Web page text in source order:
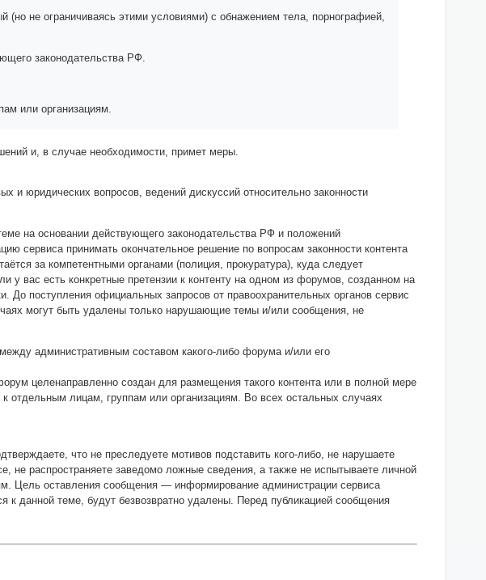
(но не ограничиваясь этими условиями) с обнажением тела, порнографией,
законодательства РФ.
или организациям.
и, в случае необходимости, примет меры.
и юридических вопросов, ведений дискуссий относительно законности
на основании действующего законодательства РФ и положений
сервиса принимать окончательное решение по вопросам законности контента
за компетентными органами (полиция, прокуратура), куда следует
у вас есть конкретные претензии к контенту на одном из форумов, созданном на
До поступления официальных запросов от правоохранительных органов сервис
могут быть удалены только нарушающие темы и/или сообщения, не
административным составом какого-либо форума и/или его
целенаправленно создан для размещения такого контента или в полной мере
отдельным лицам, группам или организациям. Во всех остальных случаях
что не преследуете мотивов подставить кого-либо, не нарушаете
не распространяете заведомо ложные сведения, а также не испытываете личной
Цель оставления сообщения — информирование администрации сервиса
данной теме, будут безвозвратно удалены. Перед публикацией сообщения